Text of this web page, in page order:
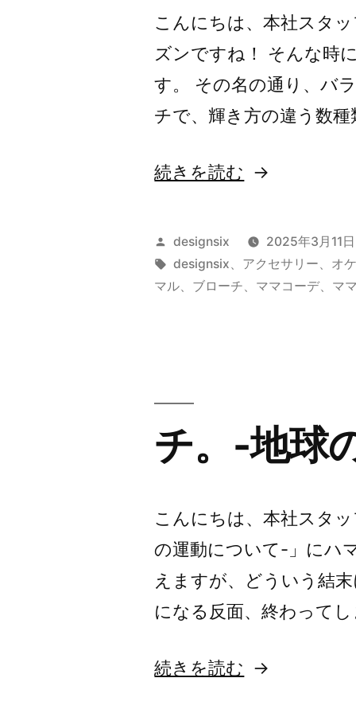
こんにちは、本社スタ
ズンですね！ そんな時
す。 その名の通り、バ
チで、輝き方の違う数
“オ
ー
ジ
ョ
た
の
ブ
ロ
ー
続きを読む
投
稿
者:
designsix
2025年3月11日
タ
グ:
designsix アクセサリー
オ
マル
ブローチ ママコーデ、 マ
チ。-地球
こんにちは、本社スタ
の運動について-」にハ
えますが、どういう結
になる反面、終わって
“チ。-
続きを読む